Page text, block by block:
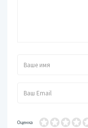
Оценка